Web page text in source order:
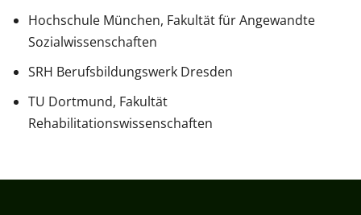
Hochschule München, Fakultät für Angewandte
Sozialwissenschaften
SRH Berufsbildungswerk Dresden
TU Dortmund, Fakultät
Rehabilitationswissenschaften